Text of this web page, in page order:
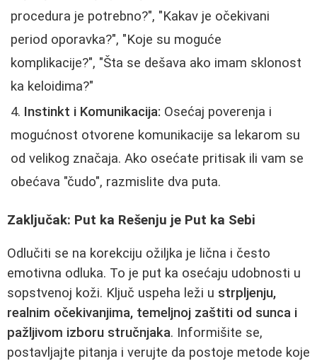
procedura je potrebno?", "Kakav je očekivani
period oporavka?", "Koje su moguće
komplikacije?", "Šta se dešava ako imam sklonost
ka keloidima?"
Instinkt i Komunikacija: Osećaj poverenja i
mogućnost otvorene komunikacije sa lekarom su
od velikog značaja. Ako osećate pritisak ili vam se
obećava "čudo", razmislite dva puta.
Zaključak: Put ka Rešenju je Put ka Sebi
Odlučiti se na korekciju ožiljka je lična i često
emotivna odluka. To je put ka osećaju udobnosti u
sopstvenoj koži. Ključ uspeha leži u strpljenju,
realnim očekivanjima, temeljnoj zaštiti od sunca i
pažljivom izboru stručnjaka. Informišite se,
postavljajte pitanja i verujte da postoje metode koje